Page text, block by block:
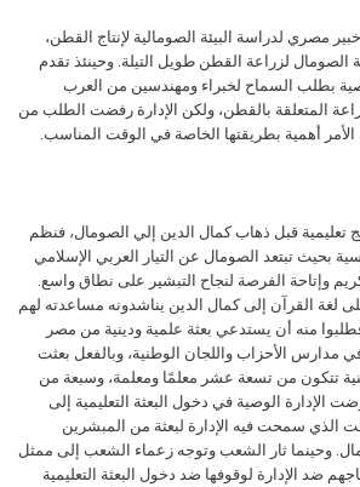
مصري لدراسة البيئة الصومالية لإنتاج القطن،
الصومال لزراعة القطن طويل التيلة. وحينئذ تقدم
بطلب السماح لخبراء ومهندسين من العرب
المتعلقة بالقطن، ولكن الإدارة رفضت الطلب من
أهمية بطريقتها الخاصة في الوقت المناسب.
تعليمية قبل ذهاب كمال الدين إلي الصومال، فنظم
بحيث تبتعد الصومال عن التيار العربي الإسلامي
وإتاحة الفرصة لنجاح التبشير على نطاق واسع.
لغة القرآن إلى كمال الدين يناشدونه مساعدته لهم
منه أن يستدعي بعثة علمية ودينية من مصر
في مدارس الأحزاب واللجان الوطنية، وبالفعل بعثت
تتكون من تسعة عشر معلمًا ومعلمة، وسبعة من
الإدارة الوصية في دخول البعثة التعليمية إلى
الذي سمحت فيه الإدارة لبعثة من المبشرين
وحينما ثار الشعب وتوجه زعماء الشعب إلى ممثل
ضد الإدارة لوقوفها ضد دخول البعثة التعليمية